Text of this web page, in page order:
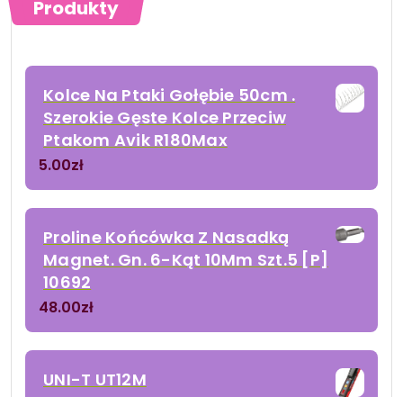
Produkty
Kolce Na Ptaki Gołębie 50cm .
Szerokie Gęste Kolce Przeciw
Ptakom Avik R180Max
5.00zł
Proline Końcówka Z Nasadką
Magnet. Gn. 6-Kąt 10Mm Szt.5 [P]
10692
48.00zł
UNI-T UT12M